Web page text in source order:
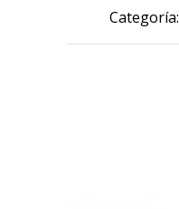
Categoría: